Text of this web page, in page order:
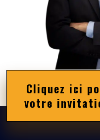
Cliquez ici
votre